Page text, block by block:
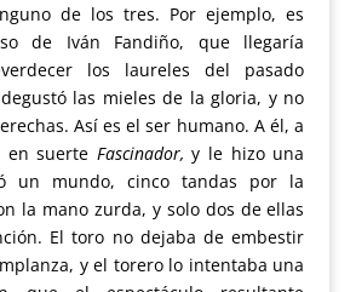
de los tres. Por ejemplo, es
de Iván Fandiño, que llegaría
los laureles del pasado
las mieles de la gloria, y no
Así es el ser humano. A él, a
en suerte Fascinador, y le hizo una
un mundo, cinco tandas por la
la mano zurda, y solo dos de ellas
El toro no dejaba de embestir
y el torero lo intentaba una